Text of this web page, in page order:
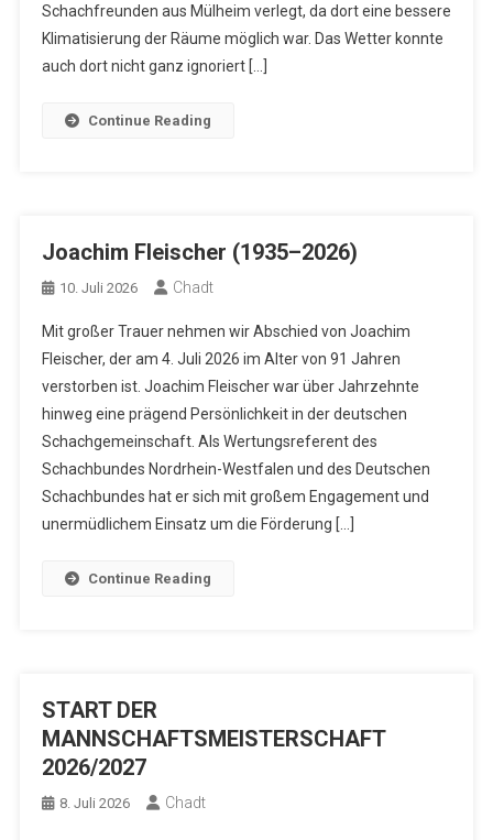
Schachfreunden aus Mülheim verlegt, da dort eine bessere
Klimatisierung der Räume möglich war. Das Wetter konnte
auch dort nicht ganz ignoriert […]
Continue Reading
Joachim Fleischer (1935–2026)
10. Juli 2026 Chadt
Mit großer Trauer nehmen wir Abschied von Joachim
Fleischer, der am 4. Juli 2026 im Alter von 91 Jahren
verstorben ist. Joachim Fleischer war über Jahrzehnte
hinweg eine prägend Persönlichkeit in der deutschen
Schachgemeinschaft. Als Wertungsreferent des
Schachbundes Nordrhein-Westfalen und des Deutschen
Schachbundes hat er sich mit großem Engagement und
unermüdlichem Einsatz um die Förderung […]
Continue Reading
START DER
MANNSCHAFTSMEISTERSCHAFT
2026/2027
8. Juli 2026 Chadt